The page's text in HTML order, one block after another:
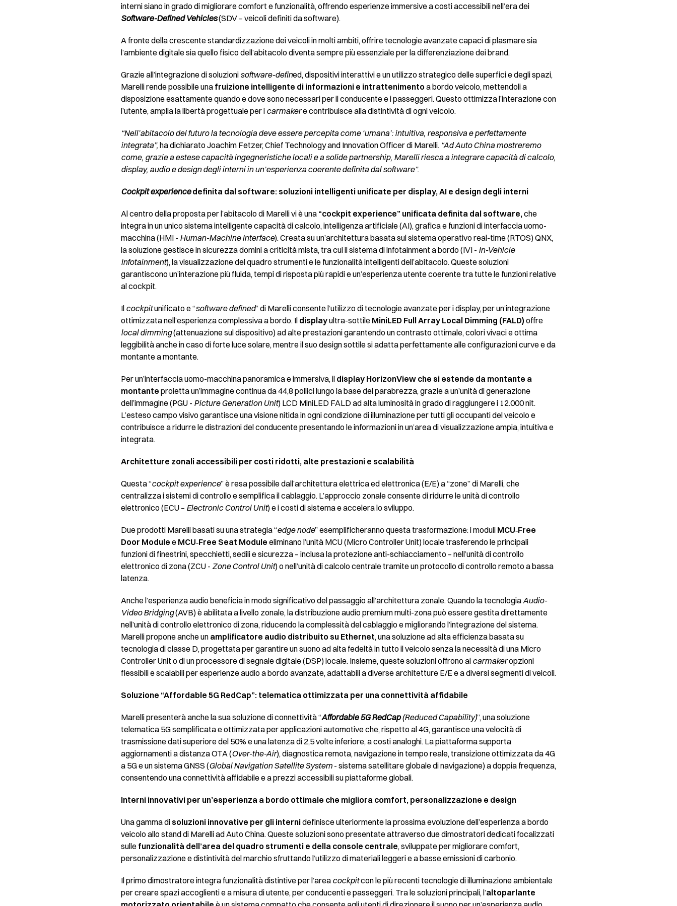
interni siano in grado di migliorare comfort e funzionalità, offrendo esperienze immersive a costi accessibili nell’era dei
Software-Defined Vehicles(SDV – veicoli definiti da software).
A fronte della crescente standardizzazione dei veicoli in molti ambiti, offrire tecnologie avanzate capaci di plasmare sia
l’ambiente digitale sia quello fisico dell’abitacolo diventa sempre più essenziale per la differenziazione dei brand.
Grazie all’integrazione di soluzioni software-defined, dispositivi interattivi e un utilizzo strategico delle superfici e degli spazi,
Marelli rende possibile una fruizione intelligente di informazioni e intrattenimento a bordo veicolo, mettendoli a
disposizione esattamente quando e dove sono necessari per il conducente e i passeggeri. Questo ottimizza l’interazione con
l’utente, amplia la libertà progettuale per i carmakere contribuisce alla distintività di ogni veicolo.
“Nell’abitacolo del futuro la tecnologia deve essere percepita come ‘umana’: intuitiva, responsiva e perfettamente
integrata”, ha dichiarato Joachim Fetzer, Chief Technology and Innovation Officer di Marelli. “Ad Auto China mostreremo
come, grazie a estese capacità ingegneristiche locali e a solide partnership, Marelli riesca a integrare capacità di calcolo,
display, audio e design degli interni in un’esperienza coerente definita dal software”.
Cockpit experiencedefinita dal software: soluzioni intelligenti unificate per display, AI e design degli interni
Al centro della proposta per l’abitacolo di Marelli vi è una “cockpit experience” unificata definita dal software,che
integra in un unico sistema intelligente capacità di calcolo, intelligenza artificiale (AI), grafica e funzioni di interfaccia uomo-
macchina (HMI - Human-Machine Interface). Creata su un’architettura basata sul sistema operativo real-time (RTOS) QNX,
la soluzione gestisce in sicurezza domini a criticità mista, tra cui il sistema di infotainment a bordo (IVI - In-Vehicle
Infotainment), la visualizzazione del quadro strumenti e le funzionalità intelligenti dell’abitacolo. Queste soluzioni
garantiscono un’interazione più fluida, tempi di risposta più rapidi e un’esperienza utente coerente tra tutte le funzioni relative
al cockpit.
Il cockpitunificato e “software defined” di Marelli consente l’utilizzo di tecnologie avanzate per i display, per un’integrazione
ottimizzata nell’esperienza complessiva a bordo. Il displayultra-sottile MiniLED Full Array Local Dimming (FALD) offre
local dimming(attenuazione sul dispositivo) ad alte prestazioni garantendo un contrasto ottimale, colori vivaci e ottima
leggibilità anche in caso di forte luce solare, mentre il suo design sottile si adatta perfettamente alle configurazioni curve e da
montante a montante.
Per un’interfaccia uomo-macchina panoramica e immersiva, il display HorizonView che si estende da montante a
montante proietta un’immagine continua da 44,8 pollici lungo la base del parabrezza, grazie a un’unità di generazione
dell’immagine (PGU - Picture Generation Unit) LCD MiniLED FALD ad alta luminosità in grado di raggiungere i 12.000 nit.
L’esteso campo visivo garantisce una visione nitida in ogni condizione di illuminazione per tutti gli occupanti del veicolo e
contribuisce a ridurre le distrazioni del conducente presentando le informazioni in un’area di visualizzazione ampia, intuitiva e
integrata.
Architetture zonali accessibili per costi ridotti, alte prestazioni e scalabilità
Questa “cockpit experience” è resa possibile dall’architettura elettrica ed elettronica (E/E) a “zone” di Marelli, che
centralizza i sistemi di controllo e semplifica il cablaggio. L’approccio zonale consente di ridurre le unità di controllo
elettronico (ECU – Electronic Control Unit) e i costi di sistema e accelera lo sviluppo.
Due prodotti Marelli basati su una strategia “edge node” esemplificheranno questa trasformazione: i moduli MCU‑Free
Door Module e MCU‑Free Seat Module eliminano l’unità MCU (Micro Controller Unit) locale trasferendo le principali
funzioni di finestrini, specchietti, sedili e sicurezza – inclusa la protezione anti-schiacciamento – nell’unità di controllo
elettronico di zona (ZCU - Zone Control Unit) o nell’unità di calcolo centrale tramite un protocollo di controllo remoto a bassa
latenza.
Anche l’esperienza audio beneficia in modo significativo del passaggio all’architettura zonale. Quando la tecnologiaAudio-
Video Bridging(AVB) è abilitata a livello zonale, la distribuzione audio premium multi-zona può essere gestita direttamente
nell’unità di controllo elettronico di zona, riducendo la complessità del cablaggio e migliorando l’integrazione del sistema.
Marelli propone anche un amplificatore audio distribuito su Ethernet, una soluzione ad alta efficienza basata su
tecnologia di classe D, progettata per garantire un suono ad alta fedeltà in tutto il veicolo senza la necessità di una Micro
Controller Unit o di un processore di segnale digitale (DSP) locale. Insieme, queste soluzioni offrono ai carmakeropzioni
flessibili e scalabili per esperienze audio a bordo avanzate, adattabili a diverse architetture E/E e a diversi segmenti di veicoli.
Soluzione “Affordable 5G RedCap”: telematica ottimizzata per una connettività affidabile
Marelli presenterà anche la sua soluzione di connettività “Affordable 5G RedCap(Reduced Capability)”, una soluzione
telematica 5G semplificata e ottimizzata per applicazioni automotive che, rispetto al 4G, garantisce una velocità di
trasmissione dati superiore del 50% e una latenza di 2,5 volte inferiore, a costi analoghi. La piattaforma supporta
aggiornamenti a distanza OTA (Over-the-Air), diagnostica remota, navigazione in tempo reale, transizione ottimizzata da 4G
a 5G e un sistema GNSS (Global Navigation Satellite System - sistema satellitare globale di navigazione) a doppia frequenza,
consentendo una connettività affidabile e a prezzi accessibili su piattaforme globali.
Interni innovativi per un’esperienza a bordo ottimale che migliora comfort, personalizzazione e design
Una gamma di soluzioni innovative per gli internidefinisce ulteriormentela prossima evoluzione dell’esperienza a bordo
veicolo allo stand di Marelli ad Auto China. Queste soluzioni sono presentate attraverso due dimostratori dedicati focalizzati
sulle funzionalità dell’area del quadro strumenti e della console centrale, sviluppate per migliorare comfort,
personalizzazione e distintività del marchio sfruttando l’utilizzo di materiali leggeri e a basse emissioni di carbonio.
Il primo dimostratore integra funzionalità distintive per l’area cockpitcon le più recenti tecnologie di illuminazione ambientale
per creare spazi accoglienti e a misura di utente, per conducenti e passeggeri. Tra le soluzioni principali,l’altoparlante